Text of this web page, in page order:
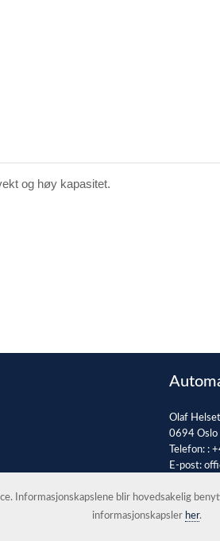
og høy kapasitet.
Olaf
0694 Oslo
Telefon: :
E-post:
Informasjonskapslene blir hovedsakelig
informasjonskapsler her.